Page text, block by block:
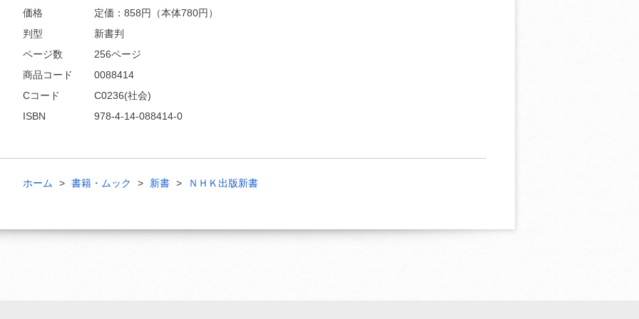
価格 定価： 858円（本体780円）
判型
新書判
ページ数
256ページ
商品コード
0088414
Cコード
C0236(社会)
ISBN
978-4-14-088414-0
ホーム 書籍・ムック 新書 ＮＨＫ出版新書